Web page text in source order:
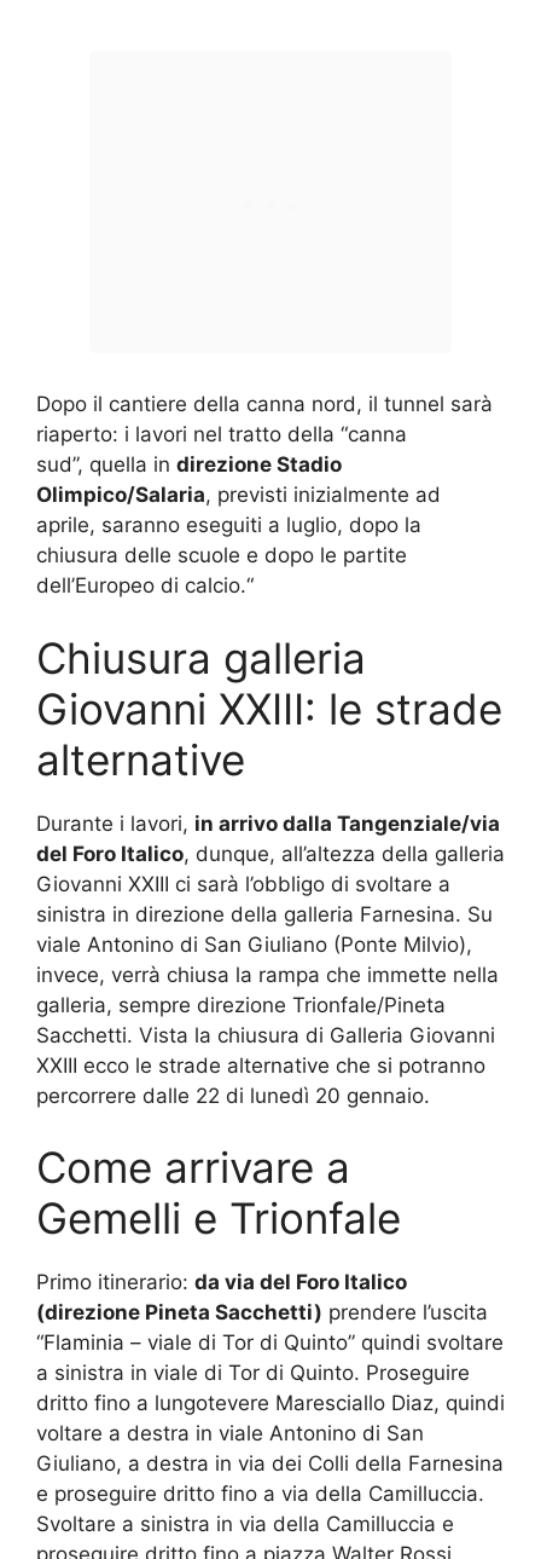
Dopo il cantiere della canna nord, il tunnel sarà
riaperto: i lavori nel tratto della “canna
sud”, quella in direzione Stadio
Olimpico/Salaria, previsti inizialmente ad
aprile, saranno eseguiti a luglio, dopo la
chiusura delle scuole e dopo le partite
dell’Europeo di calcio.“
Chiusura galleria
Giovanni XXIII: le strade
alternative
Durante i lavori, in arrivo dalla Tangenziale/via
del Foro Italico, dunque, all’altezza della galleria
Giovanni XXIII ci sarà l’obbligo di svoltare a
sinistra in direzione della galleria Farnesina. Su
viale Antonino di San Giuliano (Ponte Milvio),
invece, verrà chiusa la rampa che immette nella
galleria, sempre direzione Trionfale/Pineta
Sacchetti. Vista la chiusura di Galleria Giovanni
XXIII ecco le strade alternative che si potranno
percorrere dalle 22 di lunedì 20 gennaio.
Come arrivare a
Gemelli e Trionfale
Primo itinerario: da via del Foro Italico
(direzione Pineta Sacchetti) prendere l’uscita
“Flaminia – viale di Tor di Quinto” quindi svoltare
a sinistra in viale di Tor di Quinto. Proseguire
dritto fino a lungotevere Maresciallo Diaz, quindi
voltare a destra in viale Antonino di San
Giuliano, a destra in via dei Colli della Farnesina
e proseguire dritto fino a via della Camilluccia.
Svoltare a sinistra in via della Camilluccia e